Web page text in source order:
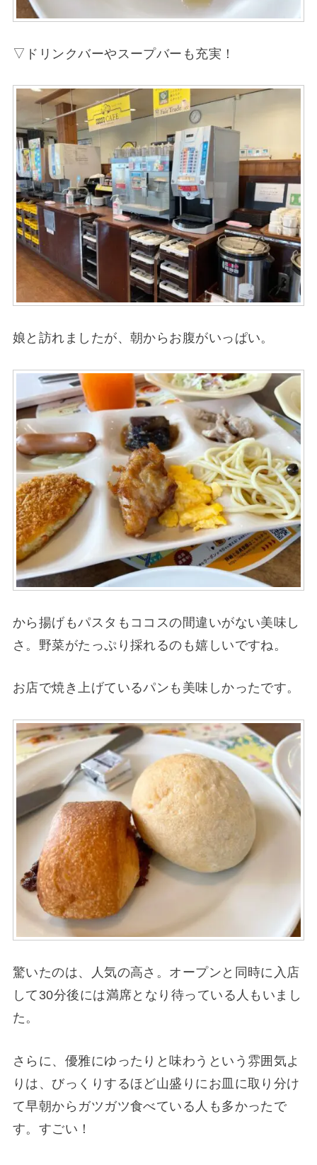
▽ドリンクバーやスープバーも充実！
娘と訪れましたが、朝からお腹がいっぱい。
から揚げもパスタもココスの間違いがない美味し
さ。野菜がたっぷり採れるのも嬉しいですね。
お店で焼き上げているパンも美味しかったです。
驚いたのは、人気の高さ。オープンと同時に入店
して30分後には満席となり待っている人もいまし
た。
さらに、優雅にゆったりと味わうという雰囲気よ
りは、びっくりするほど山盛りにお皿に取り分け
て早朝からガツガツ食べている人も多かったで
す。すごい！